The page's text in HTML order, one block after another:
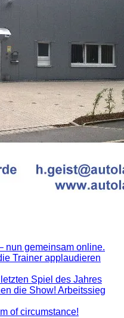
nun gemeinsam online.
Trainer applaudieren
Spiel des Jahres
die Show! Arbeitssieg
of circumstance!